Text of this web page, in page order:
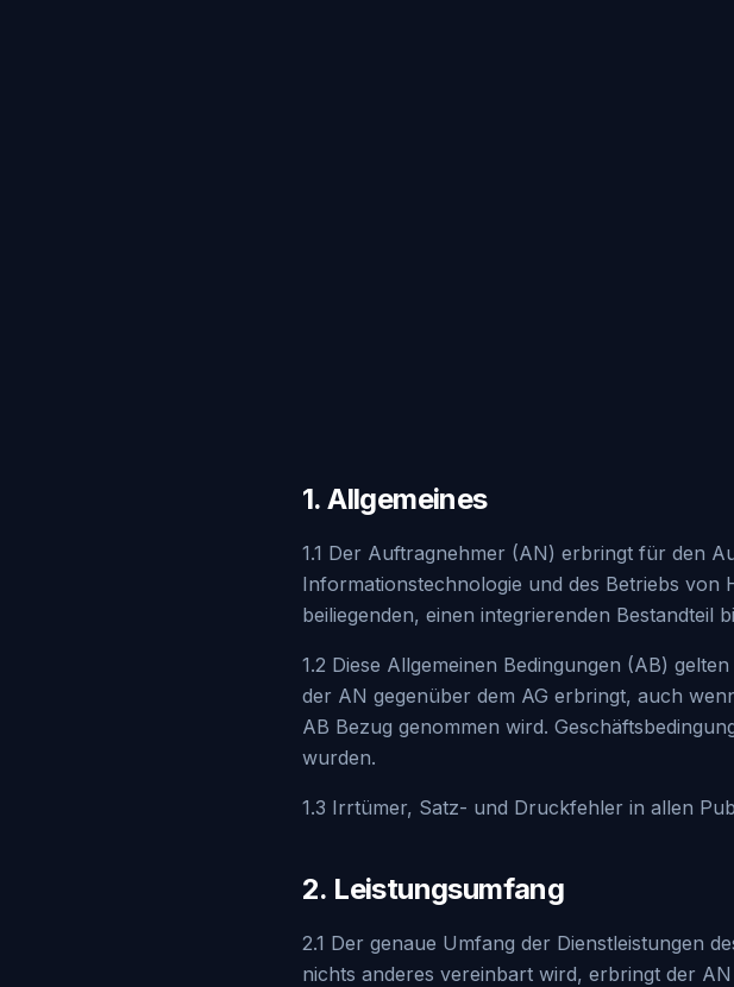
1. Allgemeines
1.1 Der Auftragnehmer (AN) erbringt für den
Informationstechnologie und des Betriebs
beiliegenden, einen integrierenden Bestandteil
1.2 Diese Allgemeinen Bedingungen (AB)
der AN gegenüber dem AG erbringt, auch
AB Bezug genommen wird.
wurden.
1.3 Irrtümer, Satz- und Druckfehler in allen
2. Leistungsumfang
2.1 Der genaue Umfang der Dienstleistungen
nichts anderes vereinbart wird, erbringt der